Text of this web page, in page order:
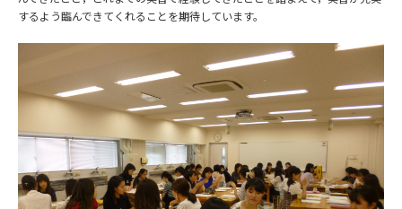
するよう臨んできてくれることを期待しています。